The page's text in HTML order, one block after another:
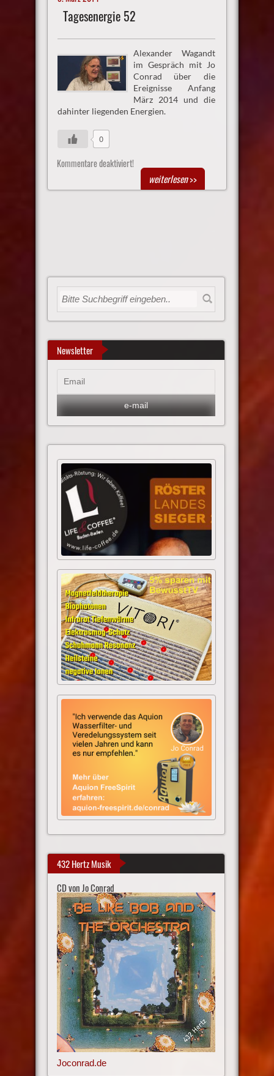
Tagesenergie 52
Alexander Wagandt
im Gespräch mit Jo
Conrad über die
Ereignisse Anfang
März 2014 und die
dahinter liegenden Energien.
0
Kommentare deaktiviert!
weiterlesen>>
Newsletter
432 Hertz Musik
CD von Jo Conrad
Joconrad.de